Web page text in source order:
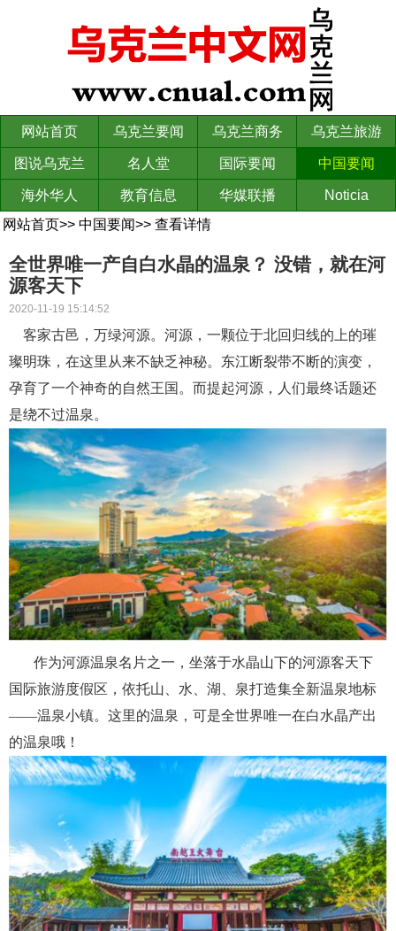
网站首页 乌克兰要闻 乌克兰商务 乌克兰旅游
图说乌克兰 名人堂 国际要闻 中国要闻
海外华人 教育信息 华媒联播
Noticia
网站首页>> 中国要闻>> 查看详情
全世界唯一产自白水晶的温泉？ 没错，就在河
源客天下
2020-11-19 15:14:52
客家古邑，万绿河源。河源，一颗位于北回归线的上的璀
璨明珠，在这里从来不缺乏神秘。东江断裂带不断的演变，
孕育了一个神奇的自然王国。而提起河源，人们最终话题还
是绕不过温泉。
作为河源温泉名片之一，坐落于水晶山下的河源客天下
国际旅游度假区，依托山、水、湖、泉打造集全新温泉地标
——温泉小镇。这里的温泉，可是全世界唯一在白水晶产出
的温泉哦！